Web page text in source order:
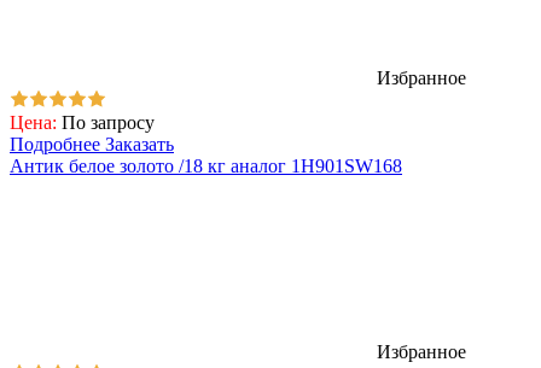
Избранное
Цена: По запросу
Подробнее Заказать
Антик белое золото /18 кг аналог 1H901SW168
Избранное